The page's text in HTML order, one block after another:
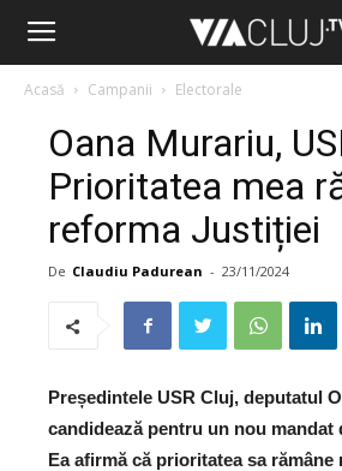
Acasă Campanii Electorale
Oana Murariu,
Prioritatea mea
reforma Justiției
De Claudiu Padurean - 23/11/2024
Președintele USR Cluj, deputatul
candidează pentru un nou mandat
Ea afirmă că prioritatea sa rămâne